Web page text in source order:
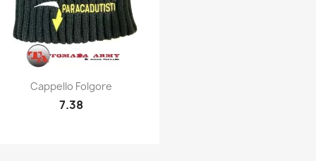
Quick view
Cappello Folgore
7.38